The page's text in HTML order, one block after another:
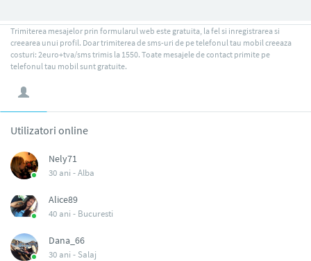
Trimiterea mesajelor prin formularul web este gratuita, la fel si inregistrarea si
creearea unui profil. Doar trimiterea de sms-uri de pe telefonul tau mobil creeaza
costuri: 2euro+tva/sms trimis la 1550. Toate mesajele de contact primite pe
telefonul tau mobil sunt gratuite.
Utilizatori online
Nely71
30 ani -Alba
Alice89
40 ani - Bucuresti
Dana_66
30 ani - Salaj